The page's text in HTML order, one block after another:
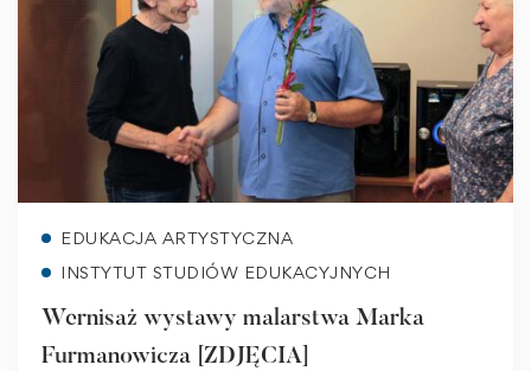
EDUKACJA ARTYSTYCZNA
INSTYTUT STUDIÓW EDUKACYJNYCH
Wernisaż wystawy malarstwa Marka
Furmanowicza [ZDJĘCIA]